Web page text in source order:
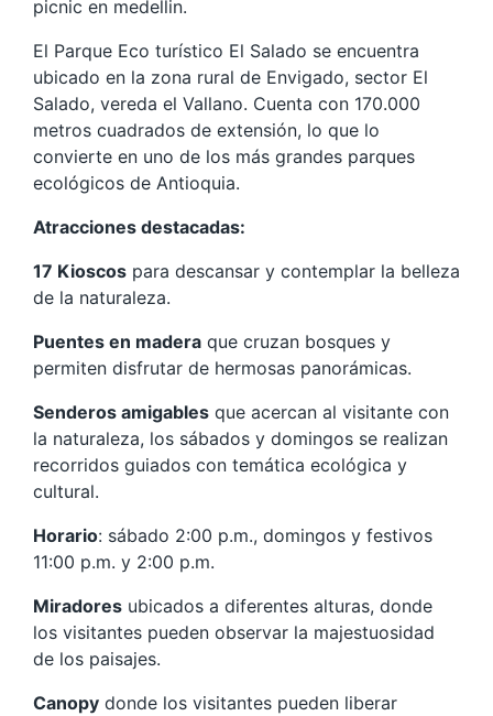
picnic en medellin.
El Parque Eco turístico El Salado se encuentra
ubicado en la zona rural de Envigado, sector El
Salado, vereda el Vallano. Cuenta con 170.000
metros cuadrados de extensión, lo que lo
convierte en uno de los más grandes parques
ecológicos de Antioquia.
Atracciones destacadas:
17 Kioscos para descansar y contemplar la belleza
de la naturaleza.
Puentes en madera que cruzan bosques y
permiten disfrutar de hermosas panorámicas.
Senderos amigables que acercan al visitante con
la naturaleza, los sábados y domingos se realizan
recorridos guiados con temática ecológica y
cultural.
Horario: sábado 2:00 p.m., domingos y festivos
11:00 p.m. y 2:00 p.m.
Miradores ubicados a diferentes alturas, donde
los visitantes pueden observar la majestuosidad
de los paisajes.
Canopy donde los visitantes pueden liberar